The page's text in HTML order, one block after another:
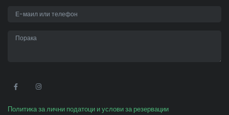
Политика за лични податоци и услови за резервации